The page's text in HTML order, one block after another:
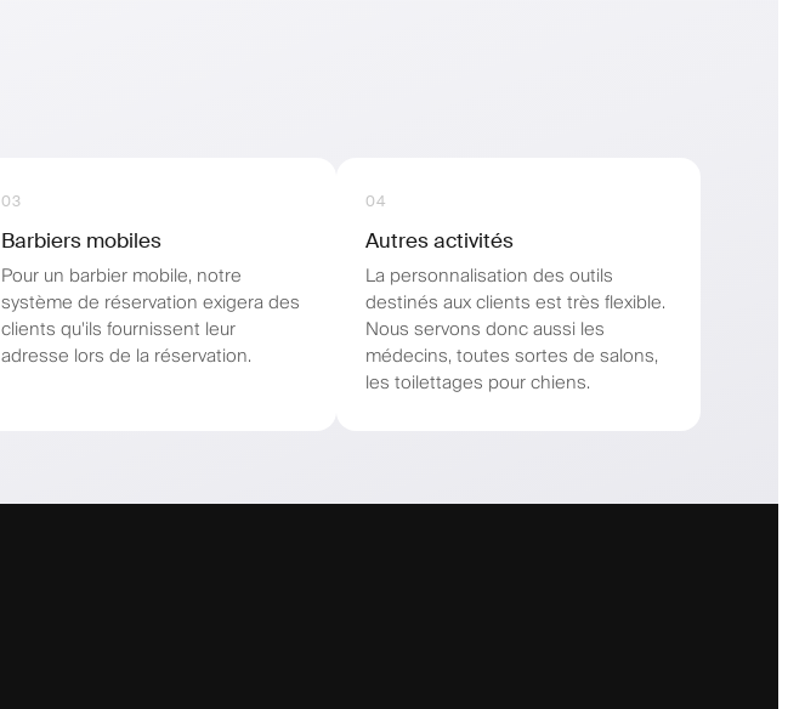
03
Barbiers mobiles
Pour un barbier mobile, notre
système de réservation exigera des
clients qu'ils fournissent leur
adresse lors de la réservation.
04
Autres activités
La personnalisation des outils
destinés aux clients est très flexible.
Nous servons donc aussi les
médecins, toutes sortes de salons,
les toilettages pour chiens.